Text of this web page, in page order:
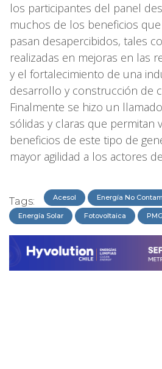
los participantes del panel
muchos de los beneficios
pasan desapercibidos, tales
realizadas en mejoras en las
y el fortalecimiento de una
desarrollo y construcción de
Finalmente se hizo un
sólidas y claras que permitan
beneficios de este tipo de
mayor agilidad a los actores
Tags: Acesol Energía No
Energía Solar Fotovoltaica